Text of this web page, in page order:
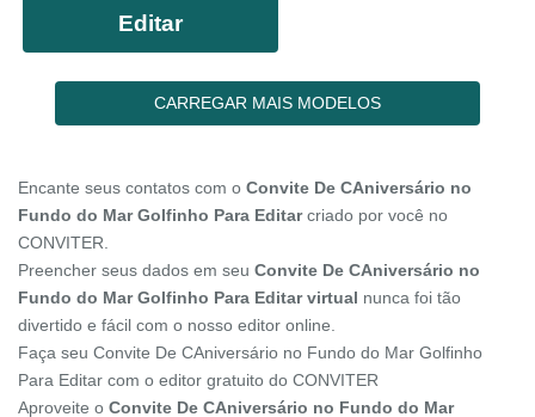
Editar
CARREGAR MAIS MODELOS
Encante seus contatos com o Convite De CAniversário no
Fundo do Mar Golfinho Para Editarcriado por você no
CONVITER.
Preencher seus dados em seu Convite De CAniversário no
Fundo do Mar Golfinho Para Editar virtual nunca foi tão
divertido e fácil com o nosso editor online.
Faça seu Convite De CAniversário no Fundo do Mar Golfinho
Para Editar com o editor gratuito do CONVITER
Aproveite o Convite De CAniversário no Fundo do Mar